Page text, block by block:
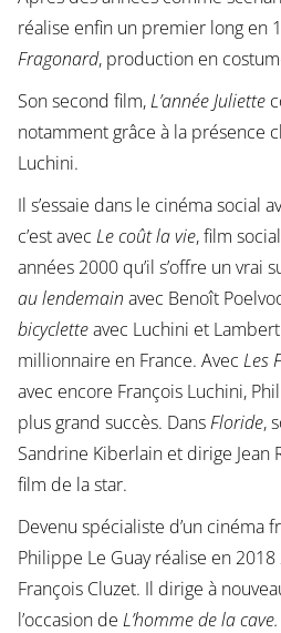
réalise enfin un premier long en
Fragonard, production en
Son second film,L’année Juliette
notamment grâce à la présence
Luchini.
Il s’essaie dans le cinéma social
c’est avec Le coût la vie, film
années 2000 qu’il s’offre un vrai
au lendemain avec Benoît
bicycletteavec Luchini et
millionnaire en France. Avec Les
avec encore François Luchini,
plus grand succès. DansFloride,
Sandrine Kiberlain et dirige Jean
film de la star.
Devenu spécialiste d’un cinéma
Philippe Le Guay réalise en 2018
François Cluzet. Il dirige à
l’occasion de L’homme de la cave.